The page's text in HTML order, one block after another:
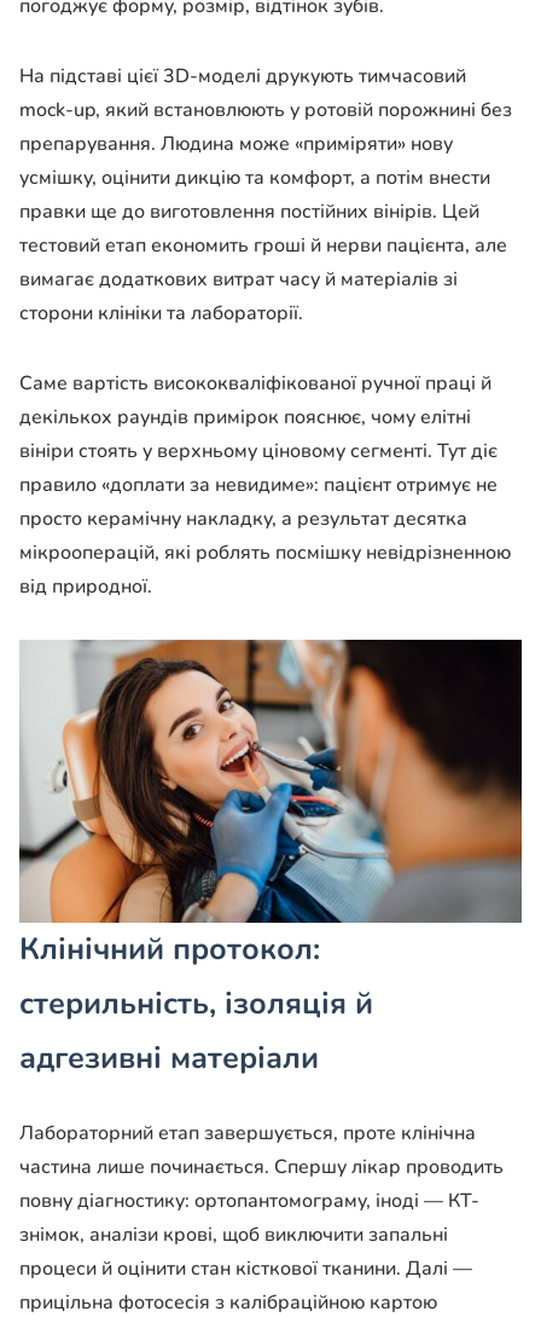
погоджує форму, розмір, відтінок зубів.
На підставі цієї 3D-моделі друкують тимчасовий
mock-up, який встановлюють у ротовій порожнині без
препарування. Людина може «приміряти» нову
усмішку, оцінити дикцію та комфорт, а потім внести
правки ще до виготовлення постійних вінірів. Цей
тестовий етап економить гроші й нерви пацієнта, але
вимагає додаткових витрат часу й матеріалів зі
сторони клініки та лабораторії.
Саме вартість висококваліфікованої ручної праці й
декількох раундів примірок пояснює, чому елітні
вініри стоять у верхньому ціновому сегменті. Тут діє
правило «доплати за невидиме»: пацієнт отримує не
просто керамічну накладку, а результат десятка
мікрооперацій, які роблять посмішку невідрізненною
від природної.
Клінічний протокол:
стерильність, ізоляція й
адгезивні матеріали
Лабораторний етап завершується, проте клінічна
частина лише починається. Спершу лікар проводить
повну діагностику: ортопантомограму, іноді — КТ-
знімок, аналізи крові, щоб виключити запальні
процеси й оцінити стан кісткової тканини. Далі —
прицільна фотосесія з калібраційною картою